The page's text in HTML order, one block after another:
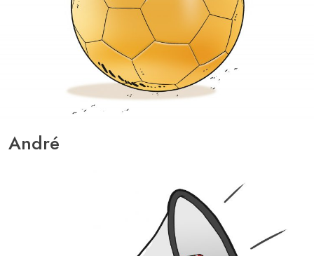
André